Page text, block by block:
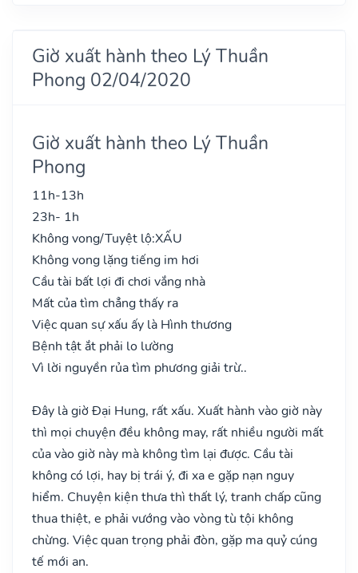
Giờ xuất hành theo Lý Thuần
Phong 02/04/2020
Giờ xuất hành theo Lý Thuần
Phong
11h-13h
23h- 1h
Không vong/Tuyệt lộ:XẤU
Không vong lặng tiếng im hơi
Cầu tài bất lợi đi chơi vắng nhà
Mất của tìm chẳng thấy ra
Việc quan sự xấu ấy là Hình thương
Bệnh tật ắt phải lo lường
Vì lời nguyền rủa tìm phương giải trừ..
Đây là giờ Đại Hung, rất xấu. Xuất hành vào giờ này
thì mọi chuyện đều không may, rất nhiều người mất
của vào giờ này mà không tìm lại được. Cầu tài
không có lợi, hay bị trái ý, đi xa e gặp nạn nguy
hiểm. Chuyện kiện thưa thì thất lý, tranh chấp cũng
thua thiệt, e phải vướng vào vòng tù tội không
chừng. Việc quan trọng phải đòn, gặp ma quỷ cúng
tế mới an.